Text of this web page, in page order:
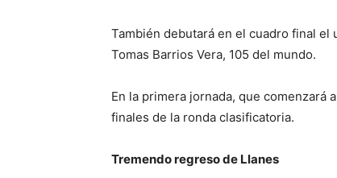
También debutará en el cuadro final
Tomas Barrios Vera, 105 del mundo.
En la primera jornada, que comenzará
finales de la ronda clasificatoria.
Tremendo regreso de Llanes